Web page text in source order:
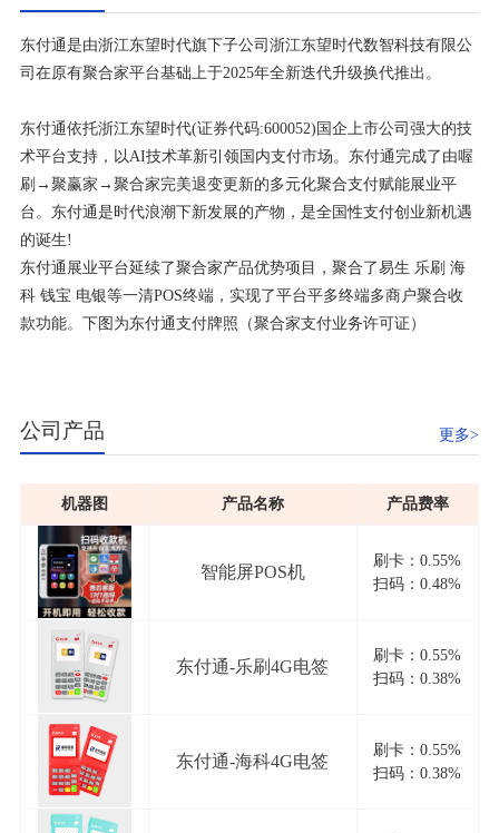
东付通是由浙江东望时代旗下子公司浙江东望时代数智科技有限公
司在原有聚合家平台基础上于2025年全新迭代升级换代推出。
东付通依托浙江东望时代(证券代码:600052)国企上市公司强大的技
术平台支持，以AI技术革新引领国内支付市场。东付通完成了由喔
刷→聚赢家→聚合家完美退变更新的多元化聚合支付赋能展业平
台。东付通是时代浪潮下新发展的产物，是全国性支付创业新机遇
的诞生!
东付通展业平台延续了聚合家产品优势项目，聚合了易生 乐刷 海
科 钱宝 电银等一清POS终端，实现了平台平多终端多商户聚合收
款功能。下图为东付通支付牌照（聚合家支付业务许可证）
公司产品 更多>
机器图 产品名称 产品费率
智能屏POS机
刷卡：0.55%
扫码：0.48%
东付通-乐刷4G电签
刷卡：0.55%
扫码：0.38%
东付通-海科4G电签
刷卡：0.55%
扫码：0.38%